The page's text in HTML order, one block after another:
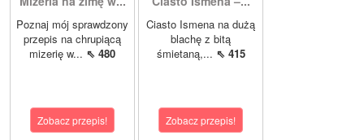
Poznaj mój sprawdzony
przepis na chrupiącą
mizerię w... ⇖ 480
Zobacz przepis!
Ciasto Ismena na dużą
blachę z bitą
śmietaną,... ⇖ 415
Zobacz przepis!